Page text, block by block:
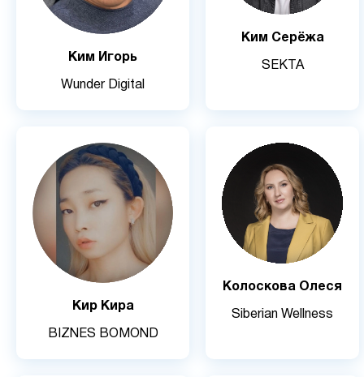
Ким Игорь
Wunder Digital
Ким Серёжа
SEKTA
Кир Кира
BIZNES BOMOND
Колоскова Олеся
Siberian Wellness